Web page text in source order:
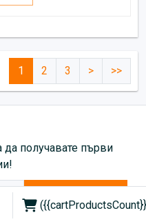
1 2 3 > >>
да получавате първи